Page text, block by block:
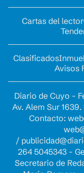
Cartas del lector
Clasificados
Avisos
Diario de Cuyo -
Av. Alem Sur
Contacto:
/
264 5045343 -
Secretario de